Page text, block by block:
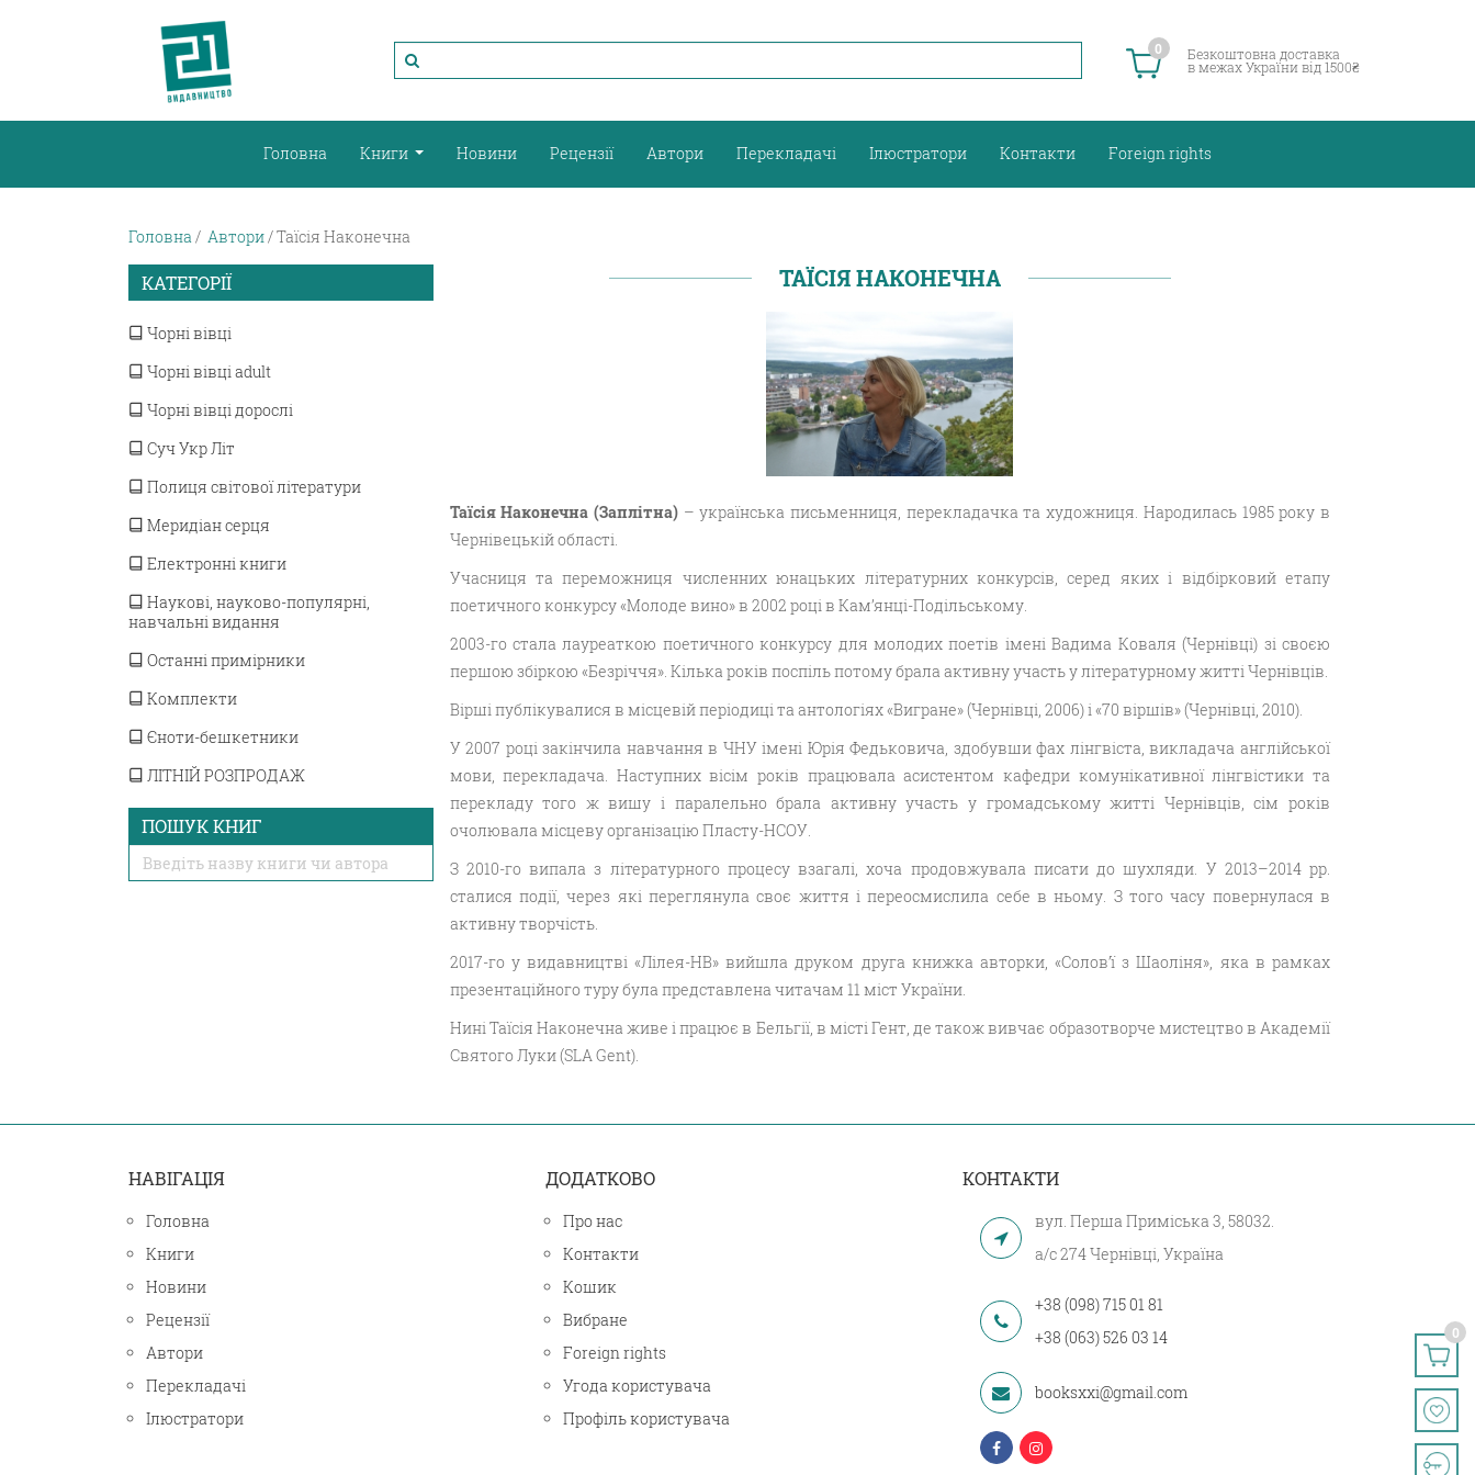
0
0 Безкоштовна доставка
в межах України від 1500₴
Головна Книги Новини Рецензії Автори Перекладачі Ілюстратори Контакти Foreign rights
Головна Автори Таїсія Наконечна
КАТЕГОРІЇ
Чорні вівці
Чорні вівці adult
Чорні вівці дорослі
Суч Укр Літ
Полиця світової літератури
Меридіан серця
Електронні книги
Наукові, науково-популярні,
навчальні видання
Останні примірники
Комплекти
Єноти-бешкетники
ЛІТНІЙ РОЗПРОДАЖ
ПОШУК КНИГ
ТАЇСІЯ НАКОНЕЧНА
Таїсія Наконечна (Заплітна)– українська письменниця, перекладачка та художниця. Народилась 1985 року в
Чернівецькій області.
Учасниця та переможниця численних юнацьких літературних конкурсів, серед яких і відбірковий етапу
поетичного конкурсу «Молоде вино» в 2002 році в Кам’янці-Подільському.
2003-го стала лауреаткою поетичного конкурсу для молодих поетів імені Вадима Коваля (Чернівці) зі своєю
першою збіркою «Безріччя». Кілька років поспіль потому брала активну участь у літературному житті Чернівців.
Вірші публікувалися в місцевій періодиці та антологіях «Вигране» (Чернівці, 2006) і «70 віршів» (Чернівці, 2010).
У 2007 році закінчила навчання в ЧНУ імені Юрія Федьковича, здобувши фах лінгвіста, викладача англійської
мови, перекладача. Наступних вісім років працювала асистентом кафедри комунікативної лінгвістики та
перекладу того ж вишу і паралельно брала активну участь у громадському житті Чернівців, сім років
очолювала місцеву організацію Пласту-НСОУ.
З 2010-го випала з літературного процесу взагалі, хоча продовжувала писати до шухляди. У 2013–2014 рр.
сталися події, через які переглянула своє життя і переосмислила себе в ньому. З того часу повернулася в
активну творчість.
2017-го у видавництві «Лілея-НВ» вийшла друком друга книжка авторки, «Солов’ї з Шаоліня», яка в рамках
презентаційного туру була представлена читачам 11 міст України.
Нині Таїсія Наконечна живе і працює в Бельгії, в місті Гент, де також вивчає образотворче мистецтво в Академії
Святого Луки (SLA Gent).
НАВІГАЦІЯ
Головна
Книги
Новини
Рецензії
Автори
Перекладачі
Ілюстратори
ДОДАТКОВО
Про нас
Контакти
Кошик
Вибране
Foreign rights
Угода користувача
Профіль користувача
КОНТАКТИ
вул. Перша Приміська 3, 58032.
а/с 274 Чернівці, Україна
+38 (098) 715 01 81
+38 (063) 526 03 14
booksxxi@gmail.com